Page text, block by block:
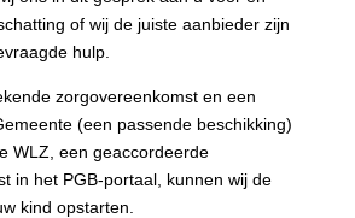
of wij de juiste aanbieder zijn
hulp.
zorgovereenkomst en een
(een passende beschikking)
WLZ, een geaccordeerde
in het PGB-portaal, kunnen wij de
kind opstarten.